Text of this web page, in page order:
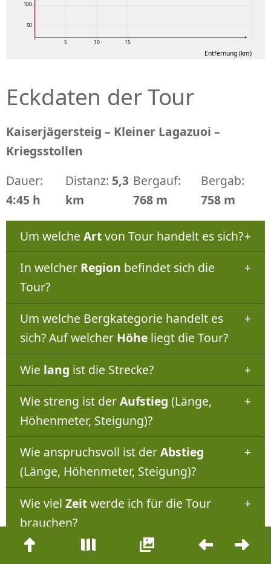
Beitrags-
Navigation
50
100
5 10 15
Entfernung (km)
Eckdaten der Tour
Kaiserjägersteig – Kleiner Lagazuoi –
Kriegsstollen
Dauer:
4:45 h
Distanz: 5,3
km
Bergauf:
768 m
Bergab:
758 m
Um welche Artvon Tour handelt es sich?
In welcher Region befindet sich die
Tour?
Um welche Bergkategorie handelt es
sich? Auf welcher Höheliegt die Tour?
Wie lang ist die Strecke?
Wie streng ist derAufstieg (Länge,
Höhenmeter, Steigung)?
Wie anspruchsvoll ist derAbstieg
(Länge, Höhenmeter, Steigung)?
Wie viel Zeitwerde ich für die Tour
brauchen?
Wie viele
Kalorien werden bei der Tour